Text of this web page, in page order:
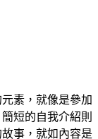
素，就像是參加
短的自我介紹則
事，就如內容是